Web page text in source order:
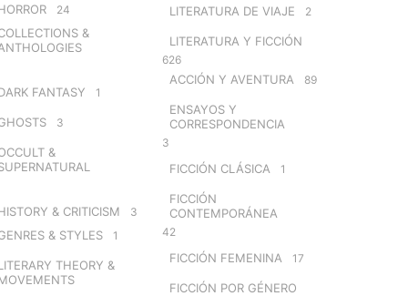
24
&
FANTASY 1
3
&
& CRITICISM 3
& STYLES 1
THEORY &
LITERATURA DE VIAJE 2
LITERATURA Y FICCIÓN
626
ACCIÓN Y AVENTURA 89
ENSAYOS Y
CORRESPONDENCIA
3
FICCIÓN CLÁSICA 1
FICCIÓN
CONTEMPORÁNEA
42
FICCIÓN FEMENINA 17
FICCIÓN POR GÉNERO